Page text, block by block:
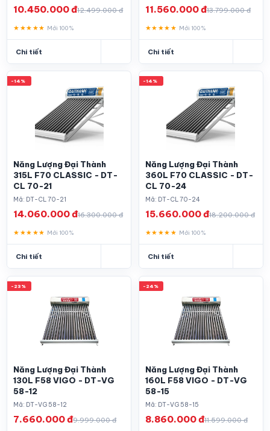
12.499.000 đ
10.450.000 đ
★★★★★ Mới 100%
Chi tiết
13.799.000 đ
11.560.000 đ
★★★★★ Mới 100%
Chi tiết
-14%
Năng Lượng Đại Thành
315L F70 CLASSIC - DT-
CL 70-21
Mã: DT-CL 70-21
16.300.000 đ
14.060.000 đ
★★★★★ Mới 100%
Chi tiết
-14%
Năng Lượng Đại Thành
360L F70 CLASSIC - DT-
CL 70-24
Mã: DT-CL 70-24
18.200.000 đ
15.660.000 đ
★★★★★ Mới 100%
Chi tiết
-23%
Năng Lượng Đại Thành
130L F58 VIGO - DT-VG
58-12
Mã: DT-VG 58-12
9.999.000 đ
7.660.000 đ
-24%
Năng Lượng Đại Thành
160L F58 VIGO - DT-VG
58-15
Mã: DT-VG 58-15
11.599.000 đ
8.860.000 đ